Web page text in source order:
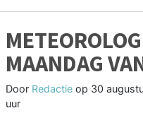
MAANDAG
Door Redactie op 30
uur